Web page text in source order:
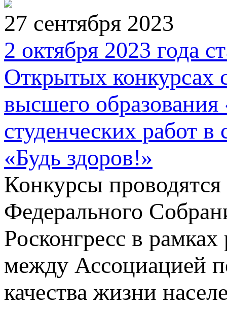
27 сентября 2023
2 октября 2023 года
Открытых конкурсах
высшего
студенческих работ
«Будь здоров!»
Конкурсы
Федерального
Росконгресс в
между Ассоциацией
качества жизни